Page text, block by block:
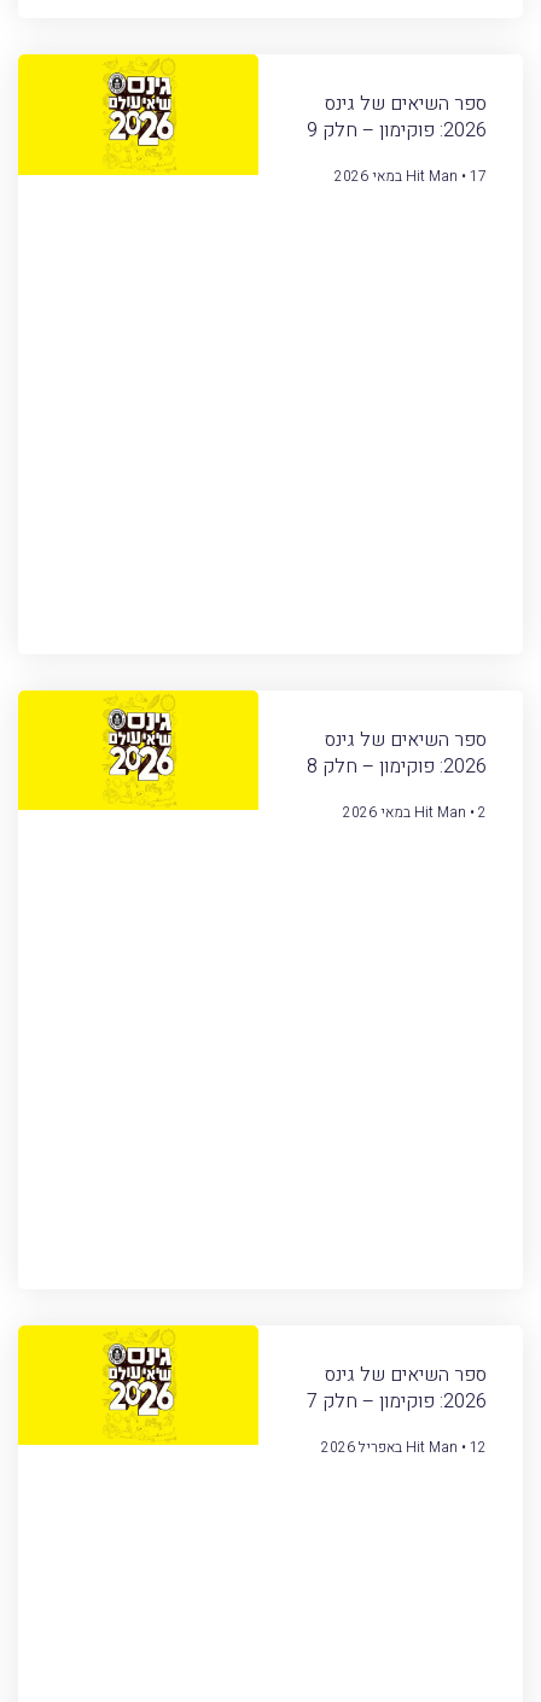
ספר השיאים של גינס
2026: פוקימון – חלק 9
Hit Man 17 במאי 2026
ספר השיאים של גינס
2026: פוקימון – חלק 8
Hit Man 2 במאי 2026
ספר השיאים של גינס
2026: פוקימון – חלק 7
Hit Man 12 באפריל 2026